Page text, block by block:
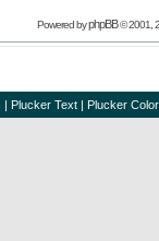
Powered byphpBB© 2001,
| Plucker Text | Plucker Color